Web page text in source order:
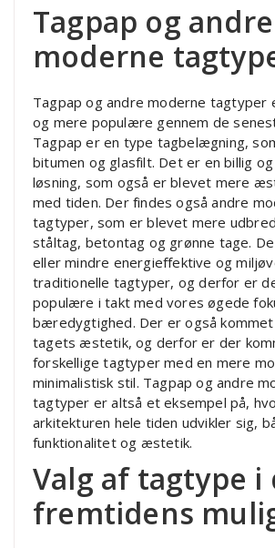
Tagpap og andre
moderne
Tagpap og andre moderne tagtyper
og mere populære gennem de
Tagpap er en type tagbelægning,
bitumen og glasfilt. Det er en billig
løsning, som også er blevet mere
med tiden. Der findes også andre
tagtyper, som er blevet mere
ståltag, betontag og grønne tage.
eller mindre energieffektive og
traditionelle tagtyper, og derfor er
populære i takt med vores øgede
bæredygtighed. Der er også
tagets æstetik, og derfor er der
forskellige tagtyper med en mere
minimalistisk stil. Tagpap og andre
tagtyper er altså et eksempel på,
arkitekturen hele tiden udvikler sig,
funktionalitet og æstetik.
Valg af tagtype i
fremtidens